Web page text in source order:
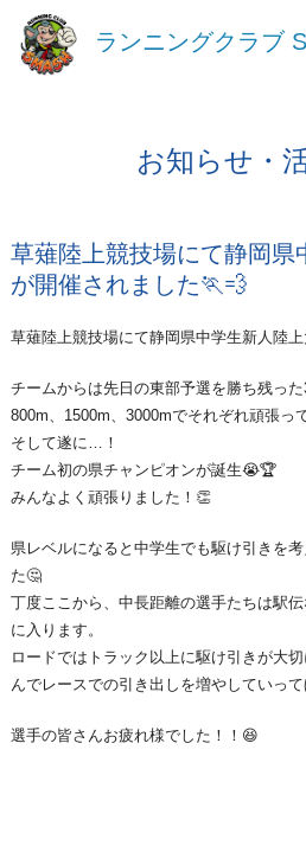
ランニングクラブ
お知らせ・
草薙陸上競技場にて静岡県
が開催されました🏃💨
草薙陸上競技場にて静岡県中学生新人陸
チームからは先日の東部予選を勝ち残った
800m、1500m、3000mでそれぞれ頑張っ
そして遂に…！
チーム初の県チャンピオンが誕生😭🏆
みんなよく頑張りました！👏
県レベルになると中学生でも駆け引きを
た🤔
丁度ここから、中長距離の選手たちは駅
に入ります。
ロードではトラック以上に駆け引きが大
んでレースでの引き出しを増やしていっ
選手の皆さんお疲れ様でした！！😆